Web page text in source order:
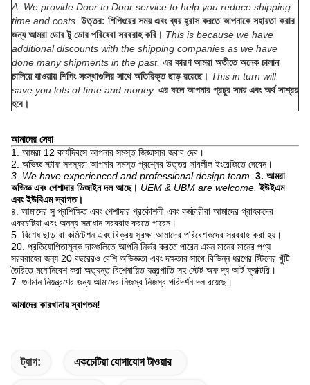
A: We provide Door to Door service to help you reduce shipping
time and costs. উত্তর: শিপিংয়ের সময় এবং ব্যয় হ্রাস করতে আপনাকে সহায়তা করার
জন্য আমরা ডোর টু ডোর পরিষেবা সরবরাহ করি। This is because we have
additional discounts with the shipping companies as we have
done many shipments in the past. এর কারণ আমরা অতীতে অনেক চালান
চালিয়ে যাওয়ায় শিপিং সংস্থাগুলির সাথে অতিরিক্ত ছাড় রয়েছে। This in turn will
save you lots of time and money. এর ফলে আপনার প্রচুর সময় এবং অর্থ সাশ্রয়
হবে।
আমাদের সেবা
1. আমরা 12 কার্যদিবসে আপনার সমস্ত জিজ্ঞাসার জবাব দেব।
2. অভিজ্ঞ স্টাফ সদস্যরা আপনার সমস্ত প্রশ্নের উত্তর সাবলীল ইংরেজিতে দেবেন।
3. We have experienced and professional design team. 3. আমরা
অভিজ্ঞ এবং পেশাদার ডিজাইন দল আছে। UEM & UBM are welcome. ইউইএম
এবং ইউবিএম স্বাগত।
৪. আমাদের সু প্রশিক্ষিত এবং পেশাদার প্রকৌশলী এবং কর্মচারীরা আমাদের গ্রাহকদের
একচেটিয়া এবং অনন্য সমাধান সরবরাহ করতে পারেন।
5. বিশেষ ছাড় বা কমিটেশন এবং বিক্রয় সুরক্ষা আমাদের পরিবেশকদের সরবরাহ করা হয়।
20. প্রতিযোগিতামূলক দামগুলিতে আপনি নির্ভর করতে পারেন এমন মানের মানের পণ্য
সরবরাহের জন্য 20 বছরেরও বেশি অভিজ্ঞতা এবং দক্ষতার সাথে বিভিন্ন ধরণের স্টিলের খুঁটি
তৈরিতে মনোনিবেশ করা অত্যন্ত বিশেষায়িত যন্ত্রপাতি সহ স্টেট অফ দ্য আর্ট ফ্যাক্টরি।
7. গুণমান নিয়ন্ত্রণের জন্য আমাদের নিজস্ব নিজস্ব পরিদর্শন দল রয়েছে।
আমাদের কারখানায় স্বাগতম!
ট্যাগ: একচেটিয়া যোগাযোগ টাওয়ার